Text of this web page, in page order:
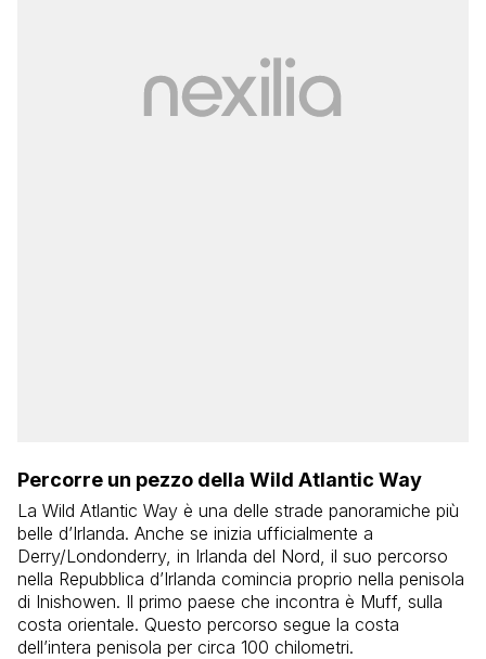
Percorre un pezzo della Wild Atlantic Way
La Wild Atlantic Way è una delle strade panoramiche più
belle d’Irlanda. Anche se inizia ufficialmente a
Derry/Londonderry, in Irlanda del Nord, il suo percorso
nella Repubblica d’Irlanda comincia proprio nella penisola
di Inishowen. Il primo paese che incontra è Muff, sulla
costa orientale. Questo percorso segue la costa
dell’intera penisola per circa 100 chilometri.